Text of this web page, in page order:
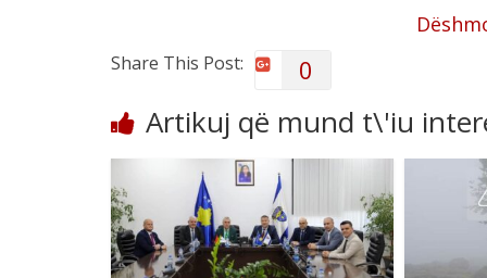
Share This Post: 0
Artikuj që mund t\'iu